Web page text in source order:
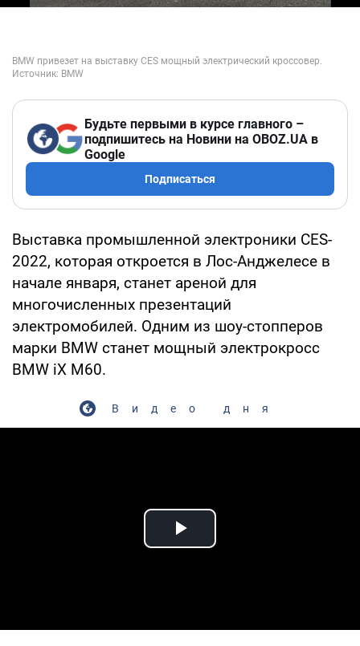
Будьте первыми в курсе главного –
подпишитесь на Новини на OBOZ.UA в
Google
Подписаться
Выставка промышленной электроники CES-
2022, которая откроется в Лос-Анджелесе в
начале января, станет ареной для
многочисленных презентаций
электромобилей. Одним из шоу-стопперов
марки BMW станет мощный электрокросс
BMW iX M60.
Видео дня
Play Video